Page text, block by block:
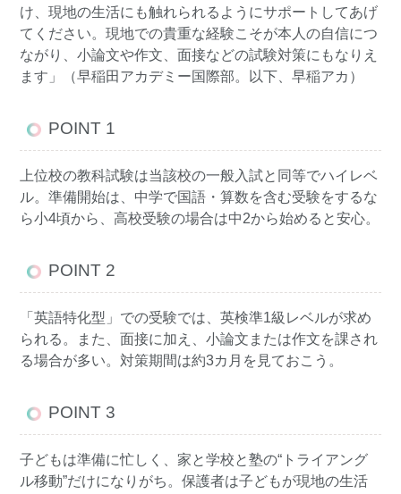
け、現地の生活にも触れられるようにサポートしてあげ
てください。現地での貴重な経験こそが本人の自信につ
ながり、小論文や作文、面接などの試験対策にもなりえ
ます」（早稲田アカデミー国際部。以下、早稲アカ）
POINT 1
上位校の教科試験は当該校の一般入試と同等でハイレベ
ル。準備開始は、中学で国語・算数を含む受験をするな
ら小4頃から、高校受験の場合は中2から始めると安心。
POINT 2
「英語特化型」での受験では、英検準1級レベルが求め
られる。また、面接に加え、小論文または作文を課され
る場合が多い。対策期間は約3カ月を見ておこう。
POINT 3
子どもは準備に忙しく、家と学校と塾の“トライアング
ル移動”だけになりがち。保護者は子どもが現地の生活